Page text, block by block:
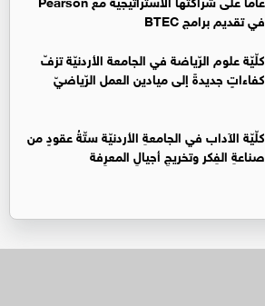
في تقديم برامج BTEC
كلّيّة علوم الرّياضة في الجامعة الأردنيّة تزفّ
كفاءاتٍ جديدةً إلى ميادين العمل الرّياضيّ
كلّيّة الآداب في الجامعةِ الأردنيّة ستّةُ عقودٍ من
صناعةِ الفِكر وتخريجِ أجيالِ المعرِفة